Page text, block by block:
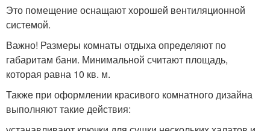
Это помещение оснащают хорошей вентиляционной
системой.
Важно! Размеры комнаты отдыха определяют по
габаритам бани. Минимальной считают площадь,
которая равна 10 кв. м.
Также при оформлении красивого комнатного дизайна
выполняют такие действия: